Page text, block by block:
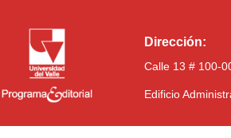
Dirección:
Calle 13 # 100-
Edificio